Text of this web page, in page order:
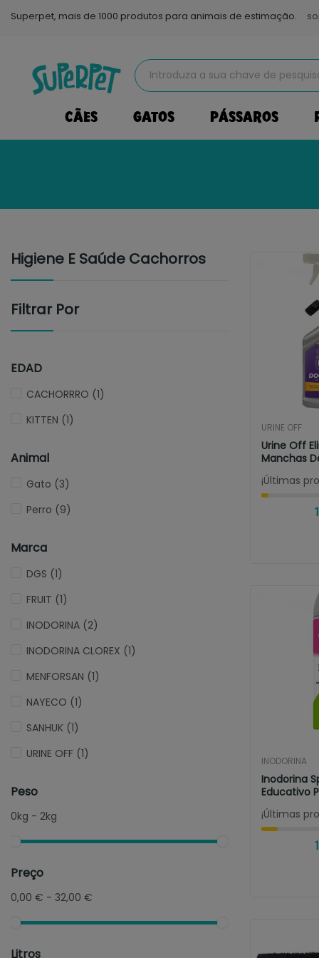
Superpet, mais de 1000 produtos para animais de estimação.
CÃES GATOS PÁSSAROS
Higiene E Saúde Cachorros
Filtrar Por
EDAD
CACHORRRO (1)
KITTEN (1)
Animal
Gato (3)
Perro (9)
Marca
DGS (1)
FRUIT (1)
INODORINA (2)
INODORINA CLOREX (1)
MENFORSAN (1)
NAYECO (1)
SANHUK (1)
URINE OFF (1)
Peso
0kg - 2kg
Preço
0,00 € - 32,00 €
Litros
URINE OFF
Urine Off
Manchas
¡Últimas
INODORINA
Inodorina
Educativo
Y...
¡Últimas